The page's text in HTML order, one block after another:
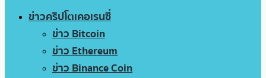
ข่าวคริปโตเคอเรนซี่
ข่าว Bitcoin
ข่าว Ethereum
ข่าว Binance Coin